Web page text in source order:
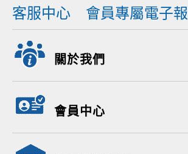
客服中心 會員專屬電子報
關於我們
會員中心